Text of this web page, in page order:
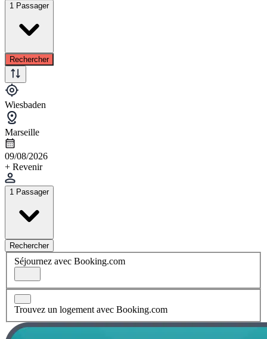
1 Passager
Rechercher
Wiesbaden
Marseille
09/08/2026
+ Revenir
1 Passager
Rechercher
Séjournez avec Booking.com
Trouvez un logement avec Booking.com